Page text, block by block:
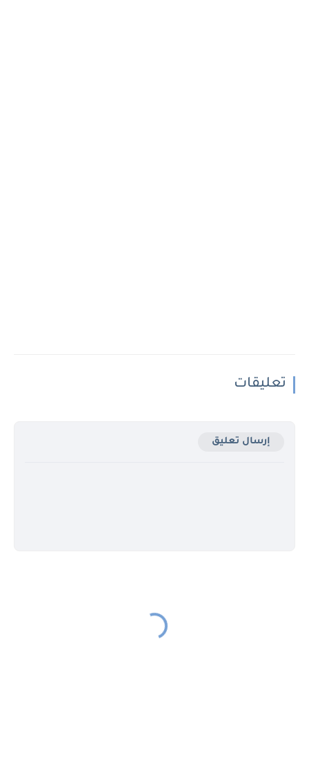
تعليقات
إرسال تعليق